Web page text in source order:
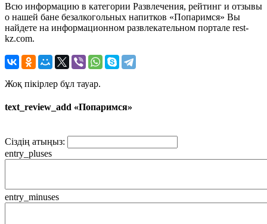
Всю информацию в категории Развлечения, рейтинг и отзывы
о нашей бане безалкогольных напитков «Попаримся» Вы
найдете на информационном развлекательном портале rest-
kz.com.
Жоқ пікірлер бұл тауар.
text_review_add «Попаримся»
Сіздің атыңыз:
entry_pluses
entry_minuses